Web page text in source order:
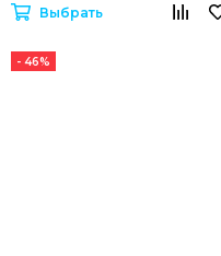
Выбрать
- 46%